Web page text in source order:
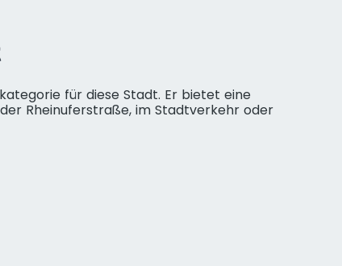
für diese Stadt. Er bietet eine
Rheinuferstraße, im Stadtverkehr oder